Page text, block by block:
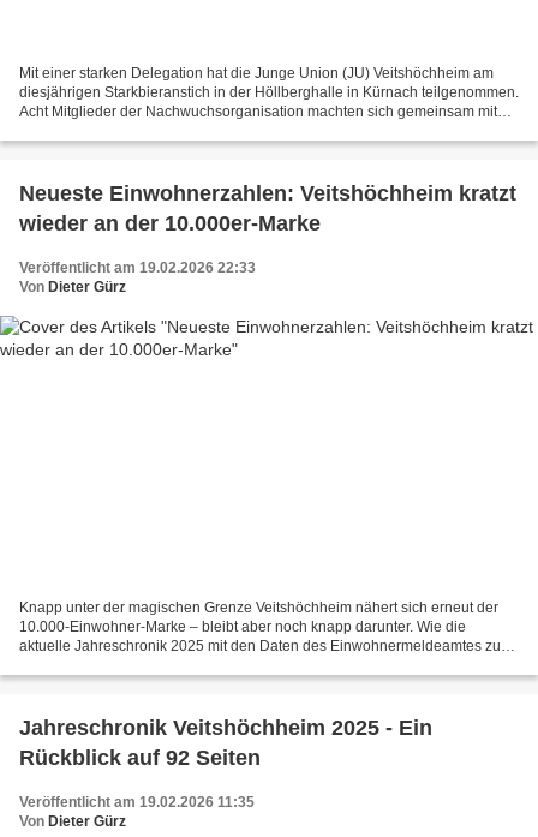
Mit einer starken Delegation hat die Junge Union (JU) Veitshöchheim am
diesjährigen Starkbieranstich in der Höllberghalle in Kürnach teilgenommen.
Acht Mitglieder der Nachwuchsorganisation machten sich gemeinsam mit
Neueste Einwohnerzahlen: Veitshöchheim kratzt
wieder an der 10.000er-Marke
Veröffentlicht am 19.02.2026 22:33
Von Dieter Gürz
Knapp unter der magischen Grenze Veitshöchheim nähert sich erneut der
10.000-Einwohner-Marke – bleibt aber noch knapp darunter. Wie die
aktuelle Jahreschronik 2025 mit den Daten des Einwohnermeldeamtes zum
Jahreschronik Veitshöchheim 2025 - Ein
Rückblick auf 92 Seiten
Veröffentlicht am 19.02.2026 11:35
Von Dieter Gürz